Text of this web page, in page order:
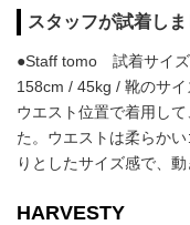
スタッフが試着しま
●Staff tomo 試着サイズ
158cm / 45kg / 靴のサ
ウエスト位置で着用し
た。ウエストは柔らか
りとしたサイズ感で、動
HARVESTY